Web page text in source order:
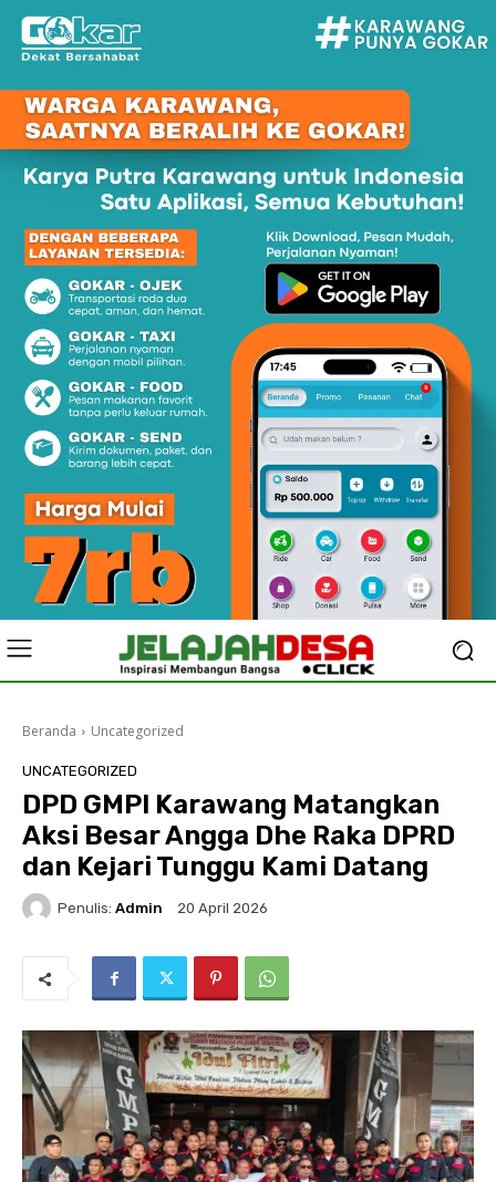
Beranda Uncategorized
UNCATEGORIZED
DPD GMPI Karawang Matangkan
Aksi Besar Angga Dhe Raka DPRD
dan Kejari Tunggu Kami Datang
Penulis: Admin 20 April 2026